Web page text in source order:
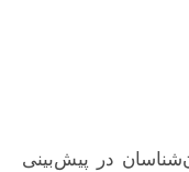
در پیش‌بینی